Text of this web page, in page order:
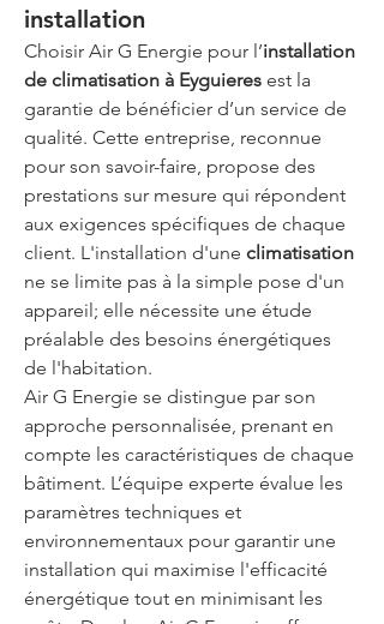
installation
Choisir Air G Energie pour l’installation
de climatisation à Eyguieres est la
garantie de bénéficier d’un service de
qualité. Cette entreprise, reconnue
pour son savoir-faire, propose des
prestations sur mesure qui répondent
aux exigences spécifiques de chaque
client. L'installation d'une climatisation
ne se limite pas à la simple pose d'un
appareil; elle nécessite une étude
préalable des besoins énergétiques
de l'habitation.
Air G Energie se distingue par son
approche personnalisée, prenant en
compte les caractéristiques de chaque
bâtiment. L’équipe experte évalue les
paramètres techniques et
environnementaux pour garantir une
installation qui maximise l'efficacité
énergétique tout en minimisant les